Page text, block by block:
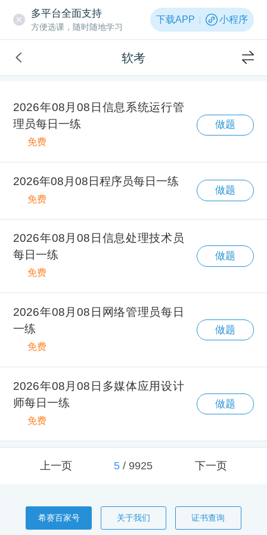
多平台全面支持
方便选课，随时随地学习
下载APP 小程序
软考
2026年08月08日信息系统运行管
理员每日一练
免费
做题
2026年08月08日程序员每日一练
免费
做题
2026年08月08日信息处理技术员
每日一练
免费
做题
2026年08月08日网络管理员每日
一练
免费
做题
2026年08月08日多媒体应用设计
师每日一练
免费
做题
上一页 5/ 9925 下一页
希赛百家号 关于我们 证书查询